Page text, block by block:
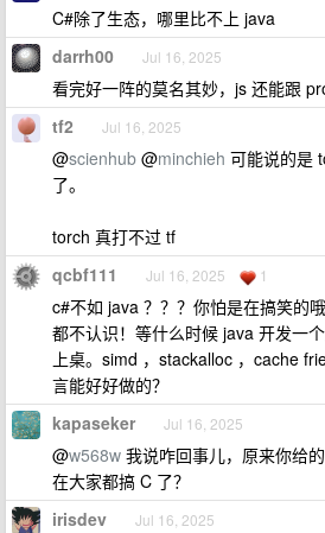
C#除了生态，哪里比不上 java
darrh00 Jul 16, 2025
看完好一阵的莫名其妙，js 还能跟
tf2 Jul 16, 2025
@scienhub @minchieh 可能说的是
了。
torch 真打不过 tf
qcbf111 Jul 16, 2025 1
c#不如 java ？？？你怕是在搞笑的
都不认识！等什么时候 java 开发一
上桌。simd ，stackalloc ，cache
言能好好做的？
kapaseker Jul 16, 2025
@w568w 我说咋回事儿，原来你给
在大家都搞 C 了？
irisdev Jul 16, 2025